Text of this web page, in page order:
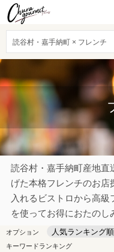
読谷村・嘉手納町 × フレンチ
読谷村・嘉手納町産地直
げた本格フレンチのお店
入れるビストロから高
を使ってお得におたのし
オプション 人気ランキング順
キーワードランキング